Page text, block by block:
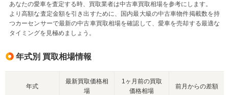
あなたの愛車を査定する時、買取業者は中古車買取相場を参考にします。
より高額な査定金額を引き出すために、国内最大級の中古車物件掲載数を持
つカーセンサーで最新の中古車買取相場を確認して、愛車を売却する最適な
タイミングを見極めましょう。
年式別 買取相場情報
年式
最新買取価格相
場
1ヶ月前の買取
価格相場
前月からの差額